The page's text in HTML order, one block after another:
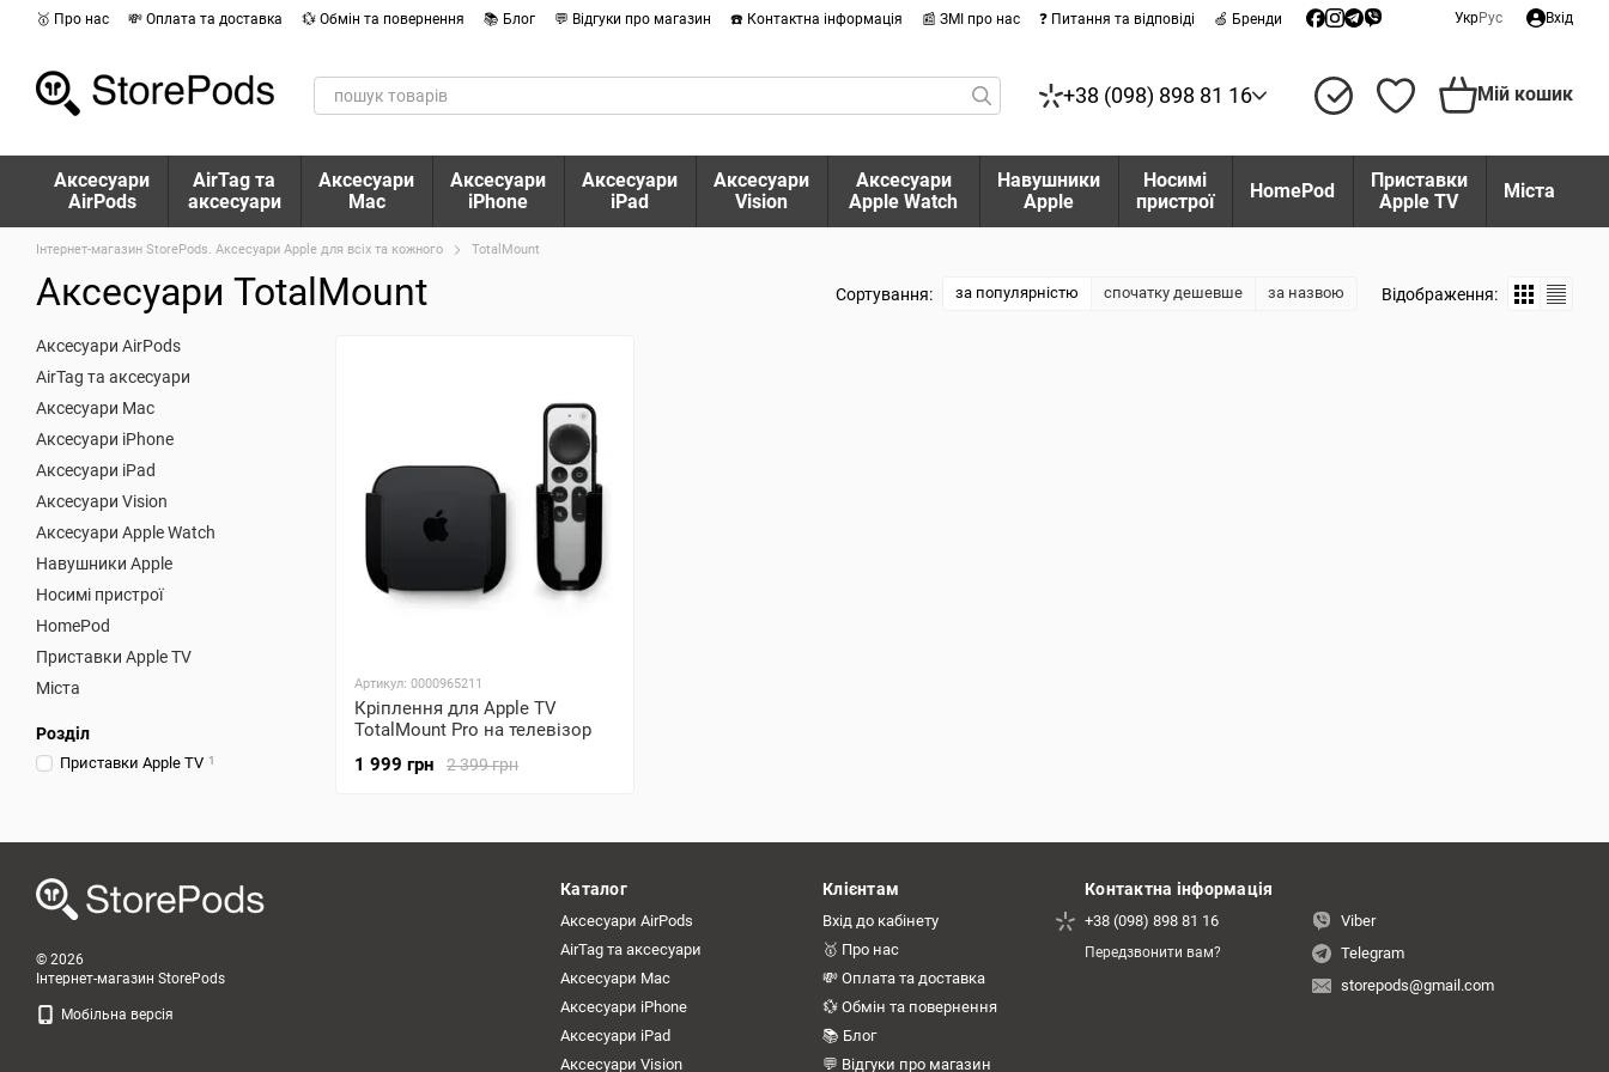
Перейти до основного контенту
🥇 Про нас 💸 Оплата та доставка 💱 Обмін та повернення 📚 Блог 💬 Відгуки про магазин ☎️ Контактна інформація 📰 ЗМІ про нас ❓ Питання та відповіді 🍏 Бренди УкрРус Вхід
+38 (098) 898 81 16 Мій кошик
Аксесуари
AirPods
AirTag та
аксесуари
Аксесуари
Mac
Аксесуари
iPhone
Аксесуари
iPad
Аксесуари
Vision
Аксесуари
Apple Watch
Навушники
Apple
Носимі
пристрої
HomePod
Приставки
Apple TV
Міста
Інтернет-магазин StorePods. Аксесуари Apple для всіх та кожного TotalMount
Аксесуари TotalMount Сортування: за популярністю спочатку дешевше за назвою Відображення:
Артикул: 0000965211
Кріплення для Apple TV
TotalMount Pro на телевізор
2 399 грн
1 999 грн
Аксесуари AirPods
AirTag та аксесуари
Аксесуари Mac
Аксесуари iPhone
Аксесуари iPad
Аксесуари Vision
Аксесуари Apple Watch
Навушники Apple
Носимі пристрої
HomePod
Приставки Apple TV
Міста
Розділ
Приставки Apple TV 1
© 2026
Інтернет-магазин StorePods
Мобільна версія
Каталог
Аксесуари AirPods
AirTag та аксесуари
Аксесуари Mac
Аксесуари iPhone
Аксесуари iPad
Аксесуари Vision
Клієнтам
Вхід до кабінету
🥇 Про нас
💸 Оплата та доставка
💱 Обмін та повернення
📚 Блог
💬 Відгуки про магазин
Контактна інформація
+38 (098) 898 81 16
Передзвонити вам?
Viber
Telegram
storepods@gmail.com